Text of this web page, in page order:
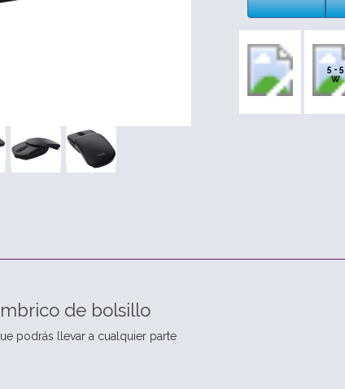
5 - 5
W
de bolsillo
podrás llevar a cualquier parte